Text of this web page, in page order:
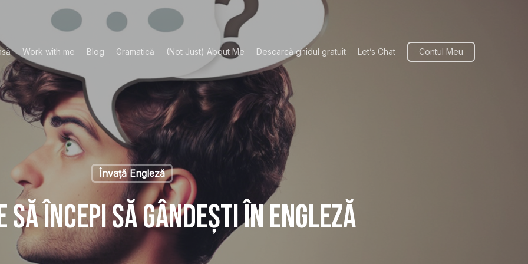
Work with me Blog Gramatică (Not Just) About Me Descarcă ghidul gratuit Let’s Chat Contul Meu
Învață Engleză
să începi să gândești în engleză